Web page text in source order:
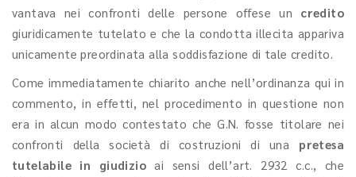
vantava nei confronti delle persone offese un credito
giuridicamente tutelato e che la condotta illecita appariva
unicamente preordinata alla soddisfazione di tale credito.
Come immediatamente chiarito anche nell’ordinanza qui in
commento, in effetti, nel procedimento in questione non
era in alcun modo contestato che G.N. fosse titolare nei
confronti della società di costruzioni di una pretesa
tutelabile in giudizioai sensi dell’art. 2932 c.c., che